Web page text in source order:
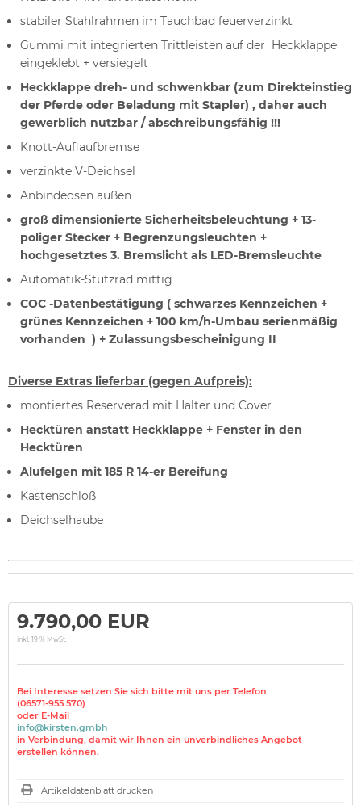
stabiler Stahlrahmen im Tauchbad feuerverzinkt
Gummi mit integrierten Trittleisten auf der Heckklappe
eingeklebt + versiegelt
Heckklappe dreh- und schwenkbar (zum Direkteinstieg
der Pferde oder Beladung mit Stapler) , daher auch
gewerblich nutzbar / abschreibungsfähig !!!
Knott-Auflaufbremse
verzinkte V-Deichsel
Anbindeösen außen
groß dimensionierte Sicherheitsbeleuchtung + 13-
poliger Stecker + Begrenzungsleuchten +
hochgesetztes 3. Bremslicht als LED-Bremsleuchte
Automatik-Stützrad mittig
COC -Datenbestätigung ( schwarzes Kennzeichen +
grünes Kennzeichen + 100 km/h-Umbau serienmäßig
vorhanden ) + Zulassungsbescheinigung II
Diverse Extras lieferbar (gegen Aufpreis):
montiertes Reserverad mit Halter und Cover
Hecktüren anstatt Heckklappe + Fenster in den
Hecktüren
Alufelgen mit 185 R 14-er Bereifung
Kastenschloß
Deichselhaube
9.790,00 EUR
inkl. 19 % MwSt.
Bei Interesse setzen Sie sich bitte mit uns per Telefon
(06571-955 570)
oder E-Mail
info@kirsten.gmbh
in Verbindung, damit wir Ihnen ein unverbindliches Angebot
erstellen können.
Artikeldatenblatt drucken